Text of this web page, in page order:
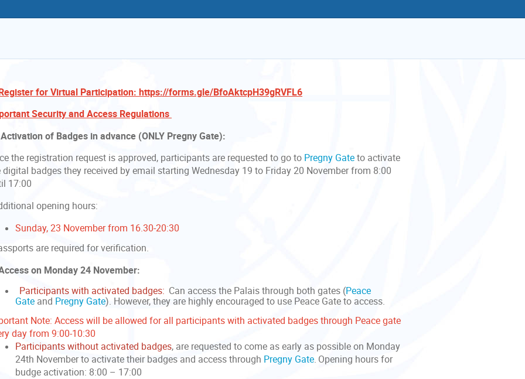
for Virtual Participation: https://forms.gle/BfoAktcpH39gRVFL6
Security and Access Regulations
of Badges in advance (ONLY Pregny Gate):
the registration request is approved, participants are requested to go to Pregny Gateto activate
digital badges they received by email starting Wednesday 19 to Friday 20 November from 8:00
17:00
opening hours:
Sunday, 23 November from 16.30-20:30
are required for verification.
on Monday 24 November:
Participants with activated badges: Can access the Palais through both gates (Peace
Gateand Pregny Gate). However, they are highly encouraged to use Peace Gate to access.
Note: Access will be allowed for all participants with activated badges through Peace gate
day from 9:00-10:30
Participants without activated badges, are requested to come as early as possible on Monday
24th November to activate their badges and access through Pregny Gate. Opening hours for
budge activation: 8:00 – 17:00